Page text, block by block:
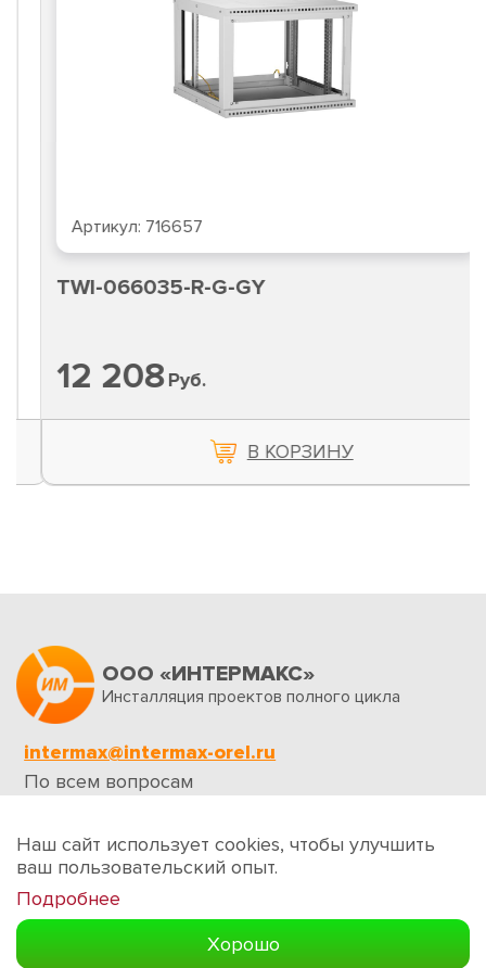
Артикул:716657
TWI-066035-R-G-GY
12 208Руб.
В КОРЗИНУ
ООО «ИНТЕРМАКС»
Инсталляция проектов полного цикла
intermax@intermax-orel.ru
По всем вопросам
Обратная связь
Наш сайт использует cookies, чтобы улучшить
ваш пользовательский опыт.
Подробнее
Хорошо